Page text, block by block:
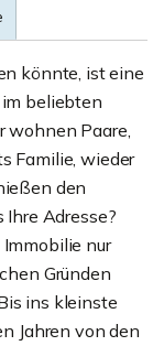
könnte, ist eine
beliebten
wohnen Paare,
Familie, wieder
den
Ihre Adresse?
nur
Gründen
ins kleinste
Jahren von den